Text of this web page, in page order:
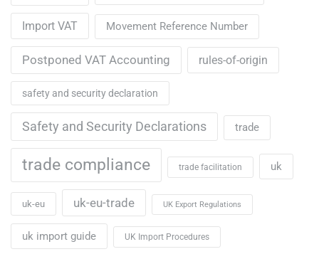
Import VAT Movement Reference Number
Postponed VAT Accounting rules-of-origin
safety and security declaration
Safety and Security Declarations trade
trade compliance trade facilitation uk
uk-eu uk-eu-trade UK Export Regulations
uk import guide UK Import Procedures